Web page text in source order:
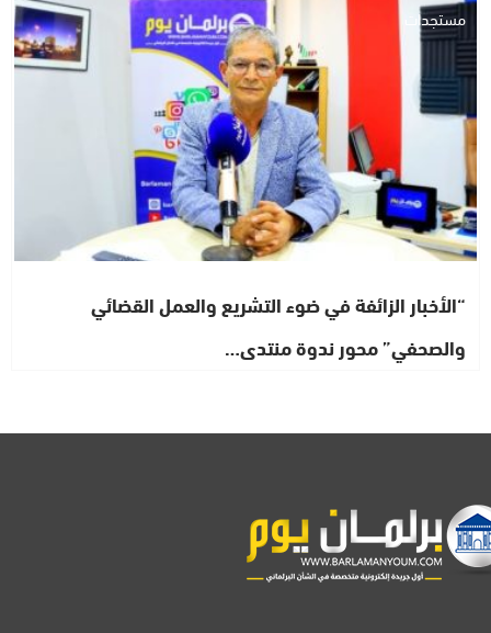
مستجدات
“الأخبار الزائفة في ضوء التشريع والعمل القضائي
والصحفي” محور ندوة منتدى…